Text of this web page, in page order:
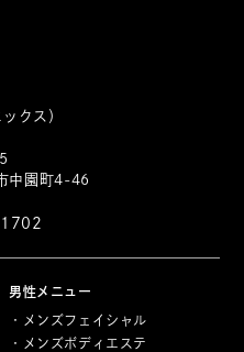
クス）
中園町4-46
男性メニュー
メンズフェイシャル
メンズボディエステ